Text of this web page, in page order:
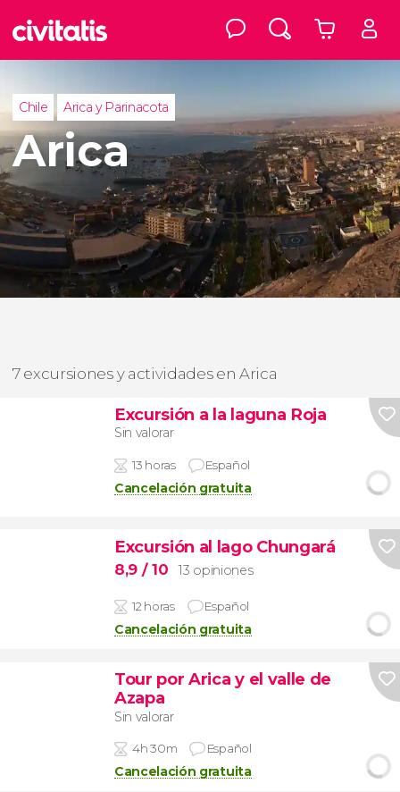
Chile Arica y Parinacota
Arica
7 excursiones y actividades en Arica
Excursión a la laguna Roja
Sin valorar
13 horas Español
Cancelación gratuita
Excursión al lago Chungará
8,9 / 10 13 opiniones
12 horas Español
Cancelación gratuita
Tour por Arica y el valle de
Azapa
Sin valorar
4h 30m Español
Cancelación gratuita